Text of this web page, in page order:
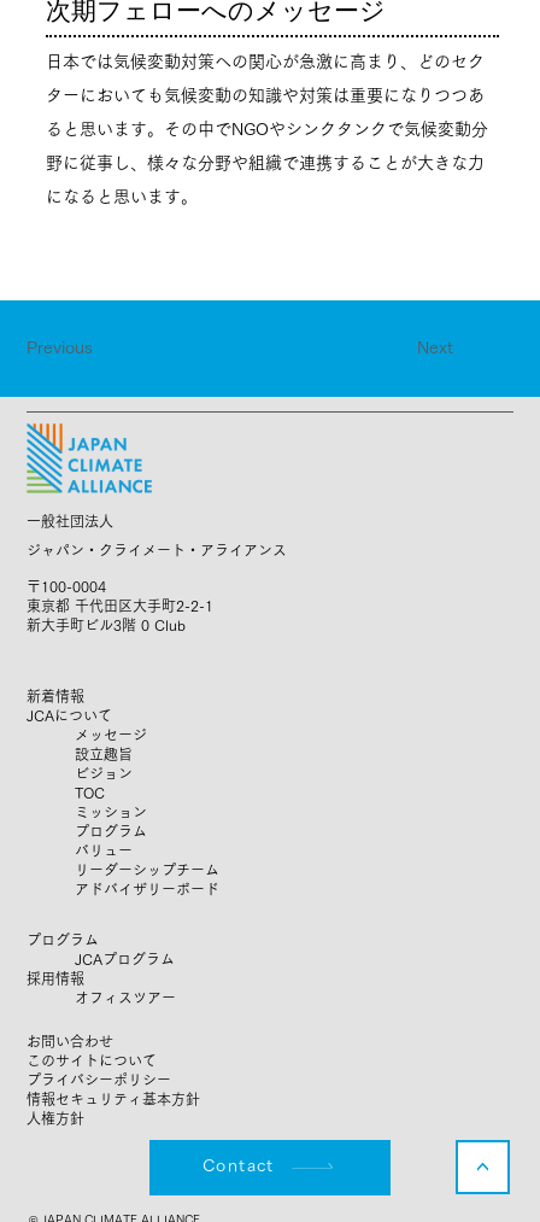
Previous Next
次期フェローへのメッセージ
日本では気候変動対策への関心が急激に高まり、どのセク
ターにおいても気候変動の知識や対策は重要になりつつあ
ると思います。その中でNGOやシンクタンクで気候変動分
野に従事し、様々な分野や組織で連携することが大きな力
になると思います。
一般社団法人
ジャパン・クライメート・アライアンス
〒100-0004
東京都 千代田区大手町2-2-1
新大手町ビル3階 0 Club
© JAPAN CLIMATE ALLIANCE
新着情報
JCAについて
メッセージ
設立趣旨
ビジョン
TOC
ミッション
プログラム
​バリュー
リーダーシップチーム
​アドバイザリーボード
プログラム
JCAプログラム
​​採用情報
オフィスツアー
<
お問い合わせ
このサイトについて
​プライバシーポリシー
​情報セキュリティ基本方針
​人権方針
Contact